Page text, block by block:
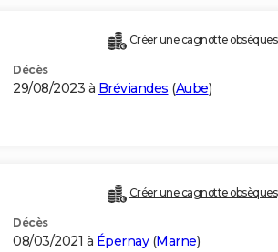
Créer une cagnotte obsèques
Décès
29/08/2023 à Bréviandes (Aube)
Créer une cagnotte obsèques
Décès
08/03/2021 à Épernay(Marne)